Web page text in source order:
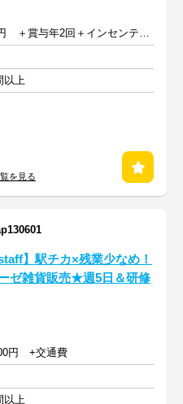
月給23～25万円 ＋賞与年2回＋インセンティブ＋交通費
以上
を見る
】駅チカ×残業少なめ！
ゼ雑貨販売★週5日＆研修
円 +交通費
以上